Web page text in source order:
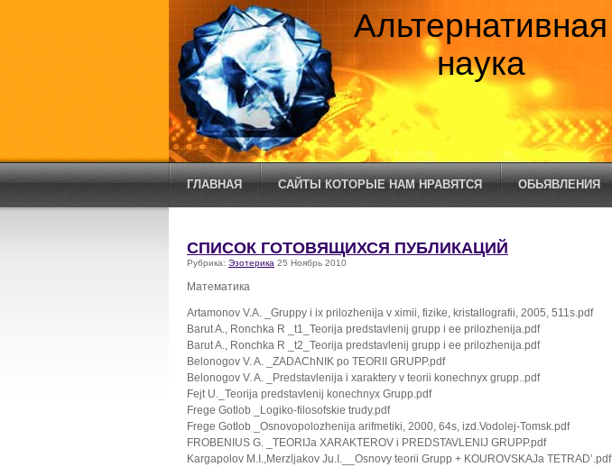
Альтернативная
наука
ГЛАВНАЯ САЙТЫ КОТОРЫЕ НАМ НРАВЯТСЯ ОБЬЯВЛЕНИЯ
CПИСОК ГОТОВЯЩИХСЯ ПУБЛИКАЦИЙ
Рубрика: Эзотерика 25 Ноябрь 2010
Математика
Artamonov V.A. _Gruppy i ix prilozhenija v ximii, fizike, kristallografii, 2005, 511s.pdf
Barut A., Ronchka R _t1_Teorija predstavlenij grupp i ee prilozhenija.pdf
Barut A., Ronchka R _t2_Teorija predstavlenij grupp i ee prilozhenija.pdf
Belonogov V. A. _ZADAChNIK po TEORII GRUPP.pdf
Belonogov V. A. _Predstavlenija i xaraktery v teorii konechnyx grupp..pdf
Fejt U._Teorija predstavlenij konechnyx Grupp.pdf
Frege Gotlob _Logiko-filosofskie trudy.pdf
Frege Gotlob _Osnovopolozhenija arifmetiki, 2000, 64s, izd.Vodolej-Tomsk.pdf
FROBENIUS G. _TEORIJa XARAKTEROV i PREDSTAVLENIJ GRUPP.pdf
Kargapolov M.I.,Merzljakov Ju.I.__Osnovy teorii Grupp + KOUROVSKAJa TETRAD’.pdf